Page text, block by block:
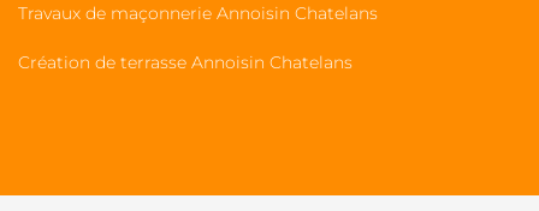
Travaux de maçonnerie Annoisin Chatelans
Création de terrasse Annoisin Chatelans